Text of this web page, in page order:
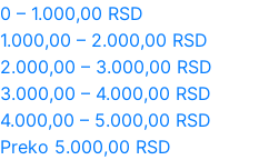
0 – 1.000,00 RSD
1.000,00 – 2.000,00 RSD
2.000,00 – 3.000,00 RSD
3.000,00 – 4.000,00 RSD
4.000,00 – 5.000,00 RSD
Preko 5.000,00 RSD